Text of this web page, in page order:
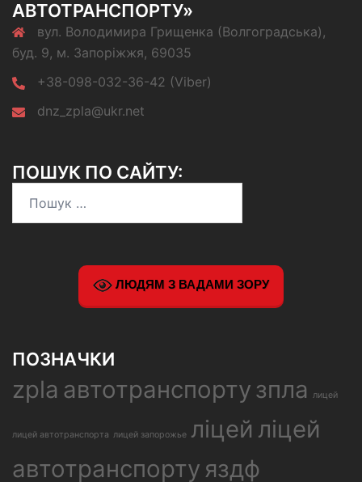
АВТОТРАНСПОРТУ»
вул. Володимира Грищенка (Волгоградська),
буд. 9, м. Запоріжжя, 69035
+38-098-032-36-42 (Viber)
dnz_zpla@ukr.net
ПОШУК ПО САЙТУ:
ЛЮДЯМ З ВАДАМИ ЗОРУ
ПОЗНАЧКИ
zpla автотранспорту зпла лицей
лицей автотранспорта лицей запорожье ліцей ліцей
автотранспорту яздф